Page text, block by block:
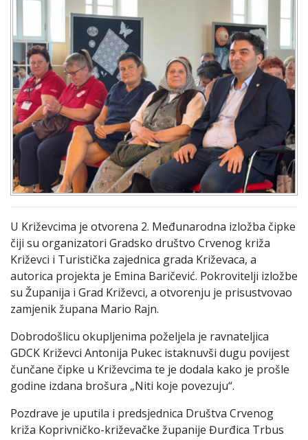
U Križevcima je otvorena 2. Međunarodna izložba čipke
čiji su organizatori Gradsko društvo Crvenog križa
Križevci i Turistička zajednica grada Križevaca, a
autorica projekta je Emina Baričević. Pokrovitelji izložbe
su Županija i Grad Križevci, a otvorenju je prisustvovao
zamjenik župana Mario Rajn.
Dobrodošlicu okupljenima poželjela je ravnateljica
GDCK Križevci Antonija Pukec istaknuvši dugu povijest
čunčane čipke u Križevcima te je dodala kako je prošle
godine izdana brošura „Niti koje povezuju“.
Pozdrave je uputila i predsjednica Društva Crvenog
križa Koprivničko-križevačke županije Đurđica Trbus